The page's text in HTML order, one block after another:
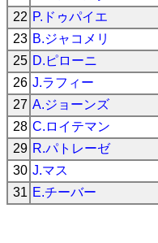
22 P.ドゥパイエ
23 B.ジャコメリ
25 D.ピローニ
26 J.ラフィー
27 A.ジョーンズ
28 C.ロイテマン
29 R.パトレーゼ
30 J.マス
31 E.チーバー